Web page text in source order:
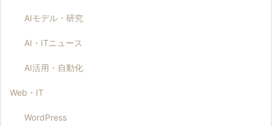
AIモデル・研究
AI・ITニュース
AI活用・自動化
Web・IT
WordPress